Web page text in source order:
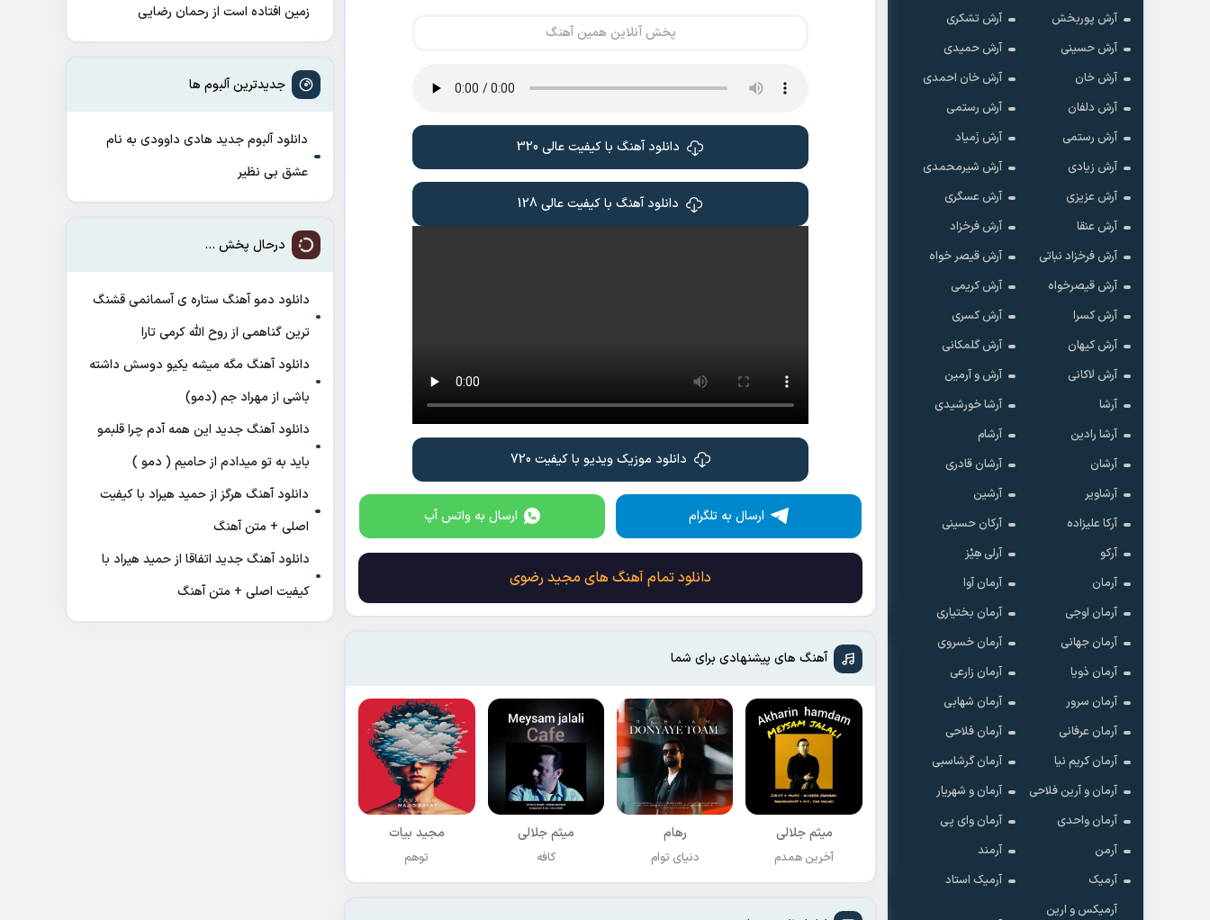
آرش پوربخش
آرش تشکری
آرش حسینی
آرش حمیدی
آرش خان
آرش خان احمدی
آرش دلفان
آرش رستمى
آرش رستمی
آرش زَمیاد
آرش زیادی
آرش شیرمحمدی
آرش عزیزی
آرش عسگری
آرش عنقا
آرش فرخزاد
آرش فرخزاد نباتی
آرش قیصر خواه
آرش قیصرخواه
آرش کریمی
آرش کسرا
آرش کسری
آرش کیهان
آرش گلمکانی
آرش لاکانی
آرش و آرمین
آرشا
آرشا خورشیدی
آرشا رادین
آرشام
آرشان
آرشان قادری
آرشاویر
آرشین
آرکا علیزاده
آرکان حسینی
آرکو
آرلی هِیْز
آرمان
آرمان آوا
آرمان اوجی
آرمان بختیاری
آرمان جهانی
آرمان خسروی
آرمان ذویا
آرمان زارعی
آرمان سرور
آرمان شهابی
آرمان عرفانی
آرمان فلاحی
آرمان کریم نیا
آرمان گرشاسبی
آرمان و آرین فلاحی
آرمان و شهریار
آرمان واحدی
آرمان وای پی
آرمن
آرمند
آرمیک
آرمیک استاد
آرمیکس و ارین
پخش آنلاین همین آهنگ
دانلود آهنگ با کیفیت عالی 320
دانلود آهنگ با کیفیت عالی 128
دانلود موزیک ویدیو با کیفیت 720
ارسال به تلگرام ارسال به واتس آپ
دانلود تمام آهنگ های مجید رضوی
آهنگ های پیشنهادی برای شما
میثم جلالی
آخرین همدم
رهام
دنیای توام
میثم جلالی
کافه
مجید بیات
توهم
زمین افتاده است از رحمان رضایی
جدیدترین آلبوم ها
دانلود آلبوم جدید هادی داوودی به نام
عشق بی نظیر
درحال پخش ...
دانلود دمو آهنگ ﺳﺘﺎره ی آﺳﻤﺎﻧﻤﻰ ﻗﺸﻨﮓ
ﺗﺮﻳﻦ ﮔﻨﺎﻫﻤﻰ از روح الله کرمی تارا
دانلود آهنگ مگه میشه یکیو دوسش داشته
باشی از مهراد جم (دمو)
دانلود آهنگ جدید این همه آدم چرا قلبمو
باید به تو میدادم از حامیم ( دمو )
دانلود آهنگ هرگز از حمید هیراد با کیفیت
اصلی + متن آهنگ
دانلود آهنگ جدید اتفاقا از حمید هیراد با
کیفیت اصلی + متن آهنگ